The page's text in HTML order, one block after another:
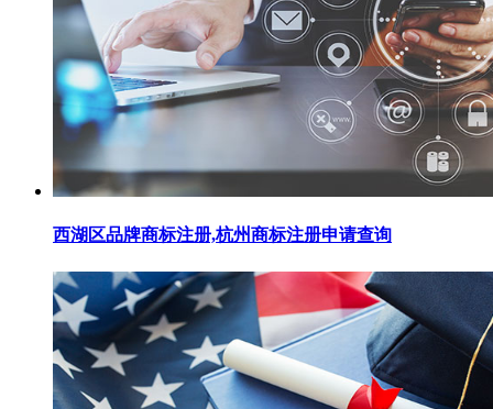
西湖区品牌商标注册,杭州商标注册申请查询